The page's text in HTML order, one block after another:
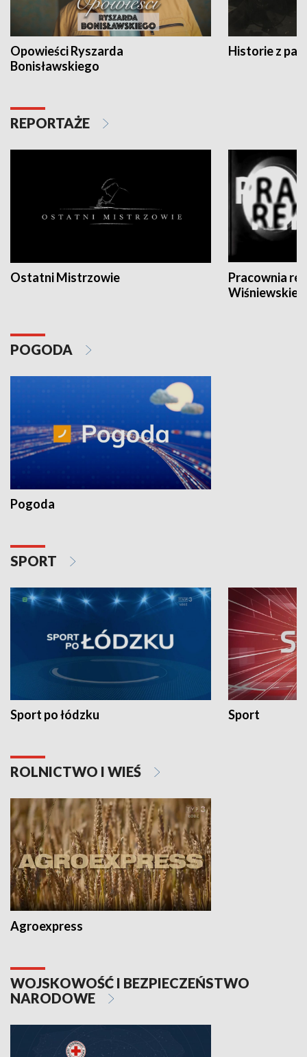
Opowieści Ryszarda
Bonisławskiego
Historie z
REPORTAŻE
Ostatni Mistrzowie
Pracownia
POGODA
Pogoda
SPORT
Sport po łódzku Sport
ROLNICTWO I WIEŚ
Agroexpress
WOJSKOWOŚĆ I BEZPIECZEŃSTWO
NARODOWE